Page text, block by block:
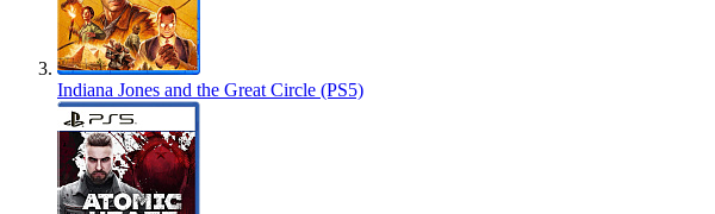
Indiana Jones and the Great Circle (PS5)